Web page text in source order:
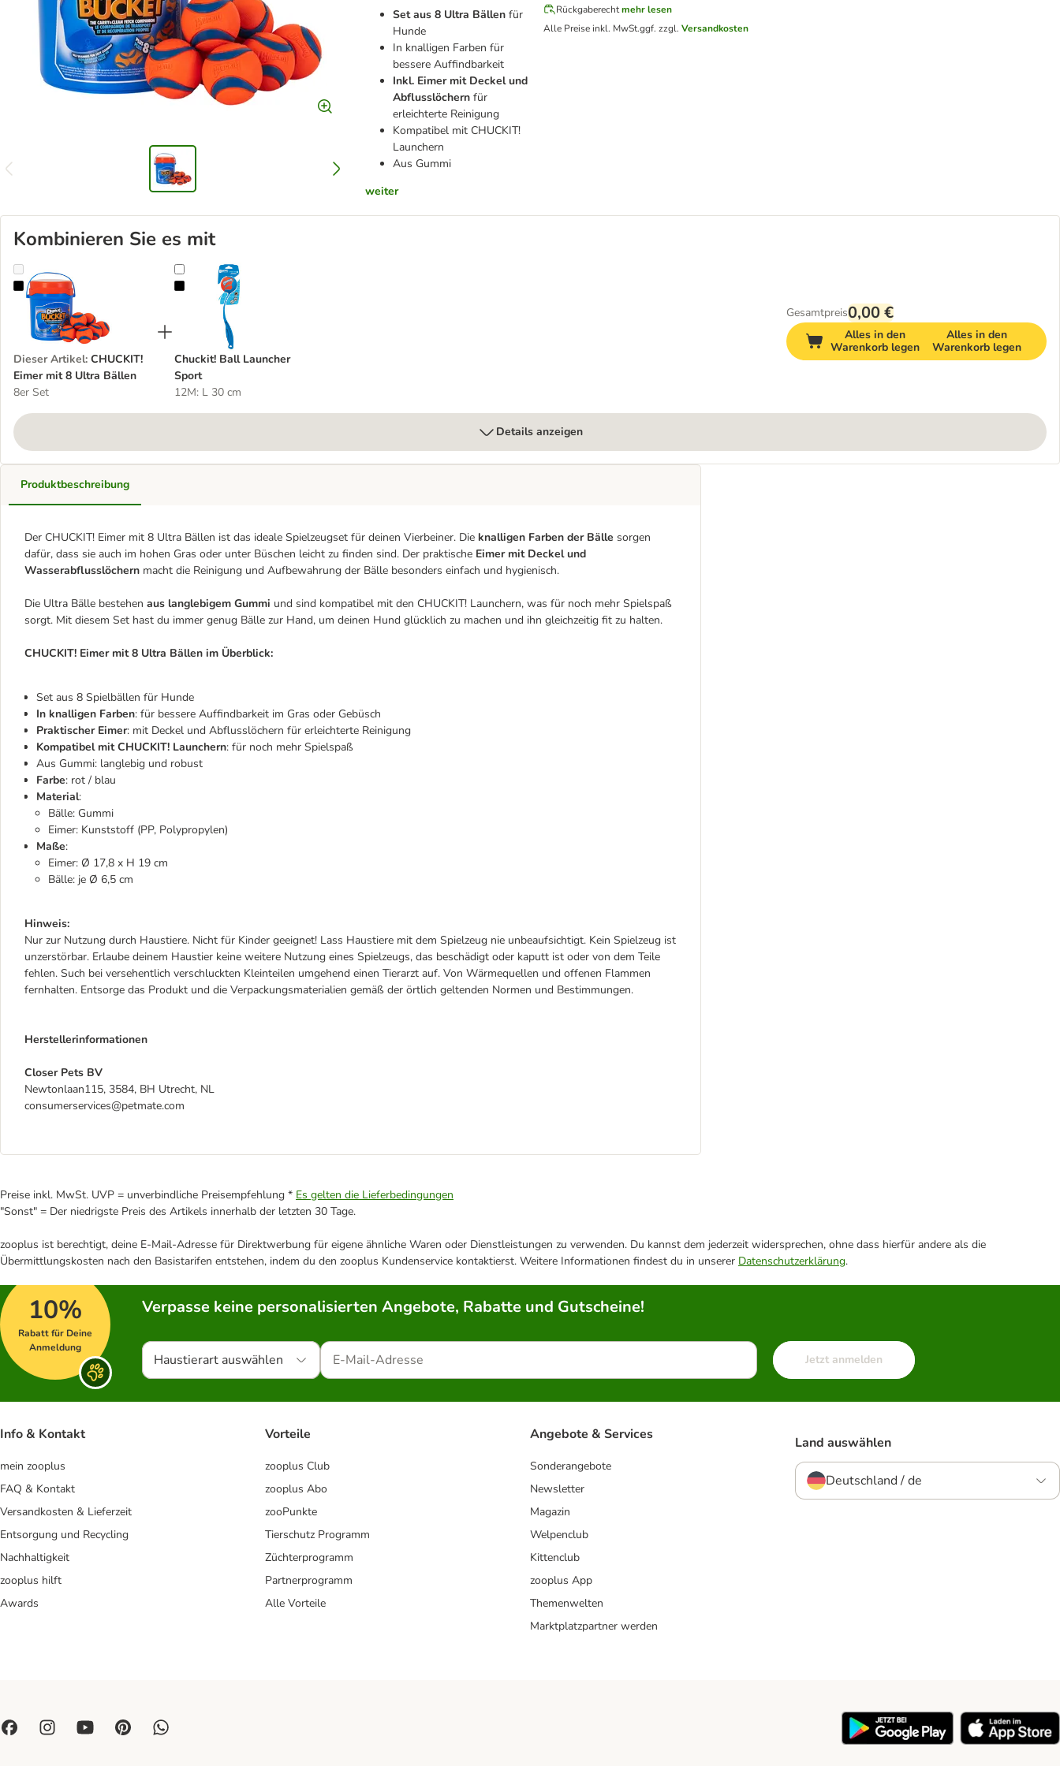
Set aus 8 Ultra Bällen für
Hunde
In knalligen Farben für
bessere Auffindbarkeit
Inkl. Eimer mit Deckel und
Abflusslöchernfür
erleichterte Reinigung
Kompatibel mit CHUCKIT!
Launchern
Aus Gummi
weiter
Rückgaberecht mehr lesen
Alle Preise inkl. MwSt.ggf. zzgl. Versandkosten
Kombinieren Sie es mit
CHUCKIT! Eimer mit 8 Ultra Bällen
Dieser Artikel: CHUCKIT!
Eimer mit 8 Ultra Bällen
8er Set
Chuckit! Ball Launcher Sport
Chuckit! Ball Launcher
Sport
12M: L 30 cm
Gesamtpreis0,00 €
Alles in den
Warenkorb legen
Alles in den
Warenkorb legen
Details anzeigen
Produktbeschreibung
Der CHUCKIT! Eimer mit 8 Ultra Bällen ist das ideale Spielzeugset für deinen Vierbeiner. Die knalligen Farben der Bälle sorgen
dafür, dass sie auch im hohen Gras oder unter Büschen leicht zu finden sind. Der praktische Eimer mit Deckel und
Wasserabflusslöchern macht die Reinigung und Aufbewahrung der Bälle besonders einfach und hygienisch.
Die Ultra Bälle bestehen aus langlebigem Gummi und sind kompatibel mit den CHUCKIT! Launchern, was für noch mehr Spielspaß
sorgt. Mit diesem Set hast du immer genug Bälle zur Hand, um deinen Hund glücklich zu machen und ihn gleichzeitig fit zu halten.
CHUCKIT! Eimer mit 8 Ultra Bällen im Überblick:
Set aus 8 Spielbällen für Hunde
In knalligen Farben: für bessere Auffindbarkeit im Gras oder Gebüsch
Praktischer Eimer: mit Deckel und Abflusslöchern für erleichterte Reinigung
Kompatibel mit CHUCKIT! Launchern: für noch mehr Spielspaß
Aus Gummi: langlebig und robust
Farbe: rot / blau
Material:
Bälle: Gummi
Eimer: Kunststoff (PP, Polypropylen)
Maße:
Eimer: Ø 17,8 x H 19 cm
Bälle: je Ø 6,5 cm
Hinweis:
Nur zur Nutzung durch Haustiere. Nicht für Kinder geeignet! Lass Haustiere mit dem Spielzeug nie unbeaufsichtigt. Kein Spielzeug ist
unzerstörbar. Erlaube deinem Haustier keine weitere Nutzung eines Spielzeugs, das beschädigt oder kaputt ist oder von dem Teile
fehlen. Such bei versehentlich verschluckten Kleinteilen umgehend einen Tierarzt auf. Von Wärmequellen und offenen Flammen
fernhalten. Entsorge das Produkt und die Verpackungsmaterialien gemäß der örtlich geltenden Normen und Bestimmungen.
Herstellerinformationen
Closer Pets BV
Newtonlaan115, 3584, BH Utrecht, NL
consumerservices@petmate.com
Preise inkl. MwSt. UVP = unverbindliche Preisempfehlung * Es gelten die Lieferbedingungen
"Sonst" = Der niedrigste Preis des Artikels innerhalb der letzten 30 Tage.
zooplus ist berechtigt, deine E-Mail-Adresse für Direktwerbung für eigene ähnliche Waren oder Dienstleistungen zu verwenden. Du kannst dem jederzeit widersprechen, ohne dass hierfür andere als die
Übermittlungskosten nach den Basistarifen entstehen, indem du den zooplus Kundenservice kontaktierst. Weitere Informationen findest du in unserer Datenschutzerklärung.
10%
Rabatt für Deine
Anmeldung
Verpasse keine personalisierten Angebote, Rabatte und Gutscheine!
Haustierart auswählen Jetzt anmelden
Info & Kontakt
mein zooplus
FAQ & Kontakt
Versandkosten & Lieferzeit
Entsorgung und Recycling
Nachhaltigkeit
zooplus hilft
Awards
Vorteile
zooplus Club
zooplus Abo
zooPunkte
Tierschutz Programm
Züchterprogramm
Partnerprogramm
Alle Vorteile
Angebote & Services
Sonderangebote
Newsletter
Magazin
Welpenclub
Kittenclub
zooplus App
Themenwelten
Marktplatzpartner werden
Land auswählen
Deutschland / de